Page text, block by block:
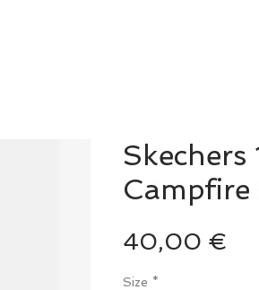
Skechers
Campfire
40,00 €
Size *